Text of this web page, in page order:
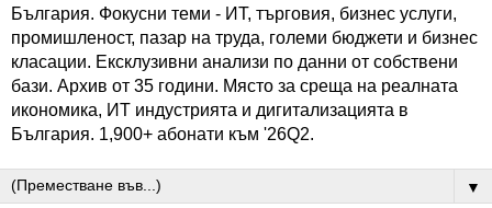
България. Фокусни теми - ИТ, търговия, бизнес услуги,
промишленост, пазар на труда, големи бюджети и бизнес
класации. Ексклузивни анализи по данни от собствени
бази. Архив от 35 години. Място за среща на реалната
икономика, ИТ индустрията и дигитализацията в
България. 1,900+ абонати към '26Q2.
▼